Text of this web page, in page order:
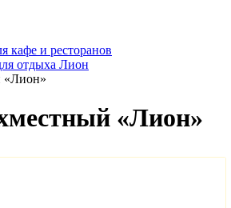
кафе и ресторанов
отдыха Лион
«Лион»
«Лион»